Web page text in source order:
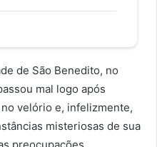
de São Benedito, no
mal logo após
velório e, infelizmente,
misteriosas de sua